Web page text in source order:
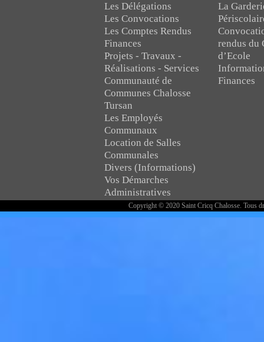
Les Délégations
Les Convocations
Les Comptes Rendus
Finances
Projets - Travaux -
Réalisations - Services
Communauté de
Communes Chalosse
Tursan
Les Employés
Communaux
Location de Salles
Communales
Divers (Informations)
Vos Démarches
Administratives
La
rendus du
d’Ecole
Finances
Copyright © 2020 Saint Cricq Chalosse. Tous